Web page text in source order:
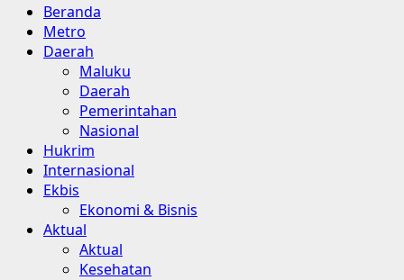
Primary
Menu
Beranda
Metro
Daerah
Maluku
Daerah
Pemerintahan
Nasional
Hukrim
Internasional
Ekbis
Ekonomi & Bisnis
Aktual
Aktual
Kesehatan